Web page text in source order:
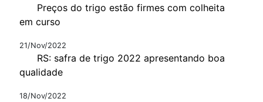
Preços do trigo estão firmes com colheita
em curso
21/Nov/2022
RS: safra de trigo 2022 apresentando boa
qualidade
18/Nov/2022